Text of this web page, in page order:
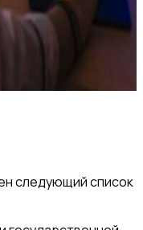
следующий список